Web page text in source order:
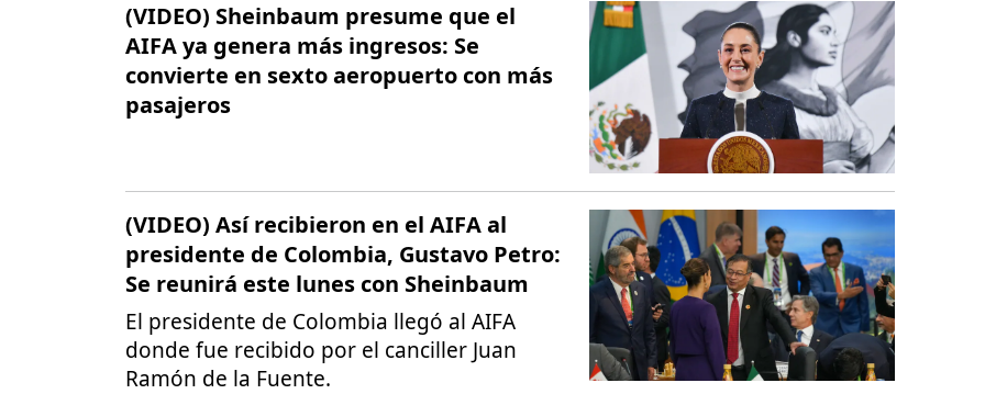
(VIDEO) Sheinbaum presume que el
AIFA ya genera más ingresos: Se
convierte en sexto aeropuerto con más
pasajeros
(VIDEO) Así recibieron en el AIFA al
presidente de Colombia, Gustavo Petro:
Se reunirá este lunes con Sheinbaum
El presidente de Colombia llegó al AIFA
donde fue recibido por el canciller Juan
Ramón de la Fuente.